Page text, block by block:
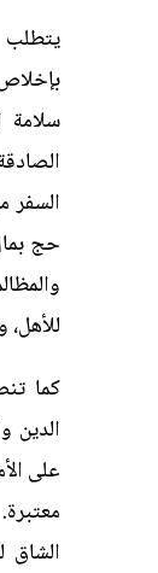
يتطلب
سلامة
السفر
حج
كما
الدين
على
الشاق